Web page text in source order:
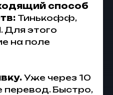
способ
Тинькофф,
Для этого
на поле
Уже через 10
перевод. Быстро,